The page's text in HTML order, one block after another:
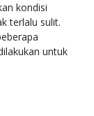
kondisi
terlalu sulit.
untuk